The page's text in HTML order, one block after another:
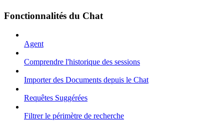
Fonctionnalités du Chat
Agent
Comprendre l'historique des sessions
Importer des Documents depuis le Chat
Requêtes Suggérées
Filtrer le périmètre de recherche